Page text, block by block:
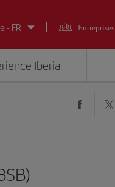
- FR
Entreprises
Iberia